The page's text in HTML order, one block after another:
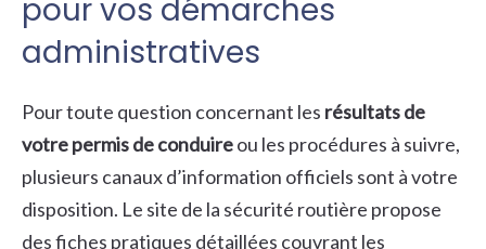
pour vos démarches
administratives
Pour toute question concernant les résultats de
votre permis de conduireou les procédures à suivre,
plusieurs canaux d’information officiels sont à votre
disposition. Le site de la sécurité routière propose
des fiches pratiques détaillées couvrant les